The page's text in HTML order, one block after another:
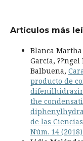
Artículos más
Blanca
García,
Balbuena,
producto de
the
de las
Núm. 14